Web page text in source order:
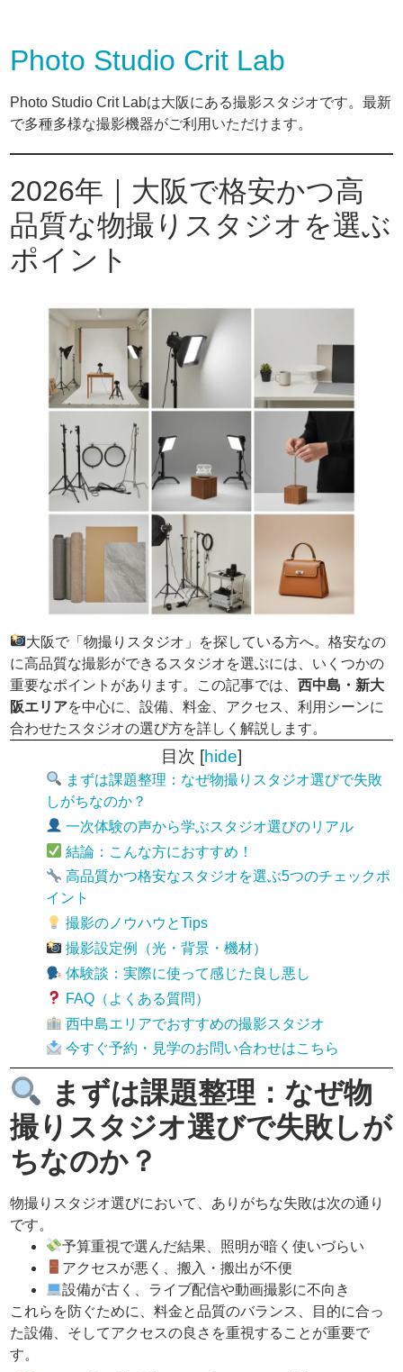
Photo Studio Crit Lab
Photo Studio Crit Labは大阪にある撮影スタジオです。最新
で多種多様な撮影機器がご利用いただけます。
2026年｜大阪で格安かつ高
品質な物撮りスタジオを選ぶ
ポイント
大阪で「物撮りスタジオ」を探している方へ。格安なの
に高品質な撮影ができるスタジオを選ぶには、いくつかの
重要なポイントがあります。この記事では、西中島・新大
阪エリアを中心に、設備、料金、アクセス、利用シーンに
合わせたスタジオの選び方を詳しく解説します。
目次 [hide]
まずは課題整理：なぜ物撮りスタジオ選びで失敗
しがちなのか？
一次体験の声から学ぶスタジオ選びのリアル
結論：こんな方におすすめ！
高品質かつ格安なスタジオを選ぶ5つのチェックポ
イント
撮影のノウハウとTips
撮影設定例（光・背景・機材）
体験談：実際に使って感じた良し悪し
FAQ（よくある質問）
西中島エリアでおすすめの撮影スタジオ
今すぐ予約・見学のお問い合わせはこちら
まずは課題整理：なぜ物
撮りスタジオ選びで失敗しが
ちなのか？
物撮りスタジオ選びにおいて、ありがちな失敗は次の通り
です。
予算重視で選んだ結果、照明が暗く使いづらい
アクセスが悪く、搬入・搬出が不便
設備が古く、ライブ配信や動画撮影に不向き
これらを防ぐために、料金と品質のバランス、目的に合っ
た設備、そしてアクセスの良さを重視することが重要で
す。